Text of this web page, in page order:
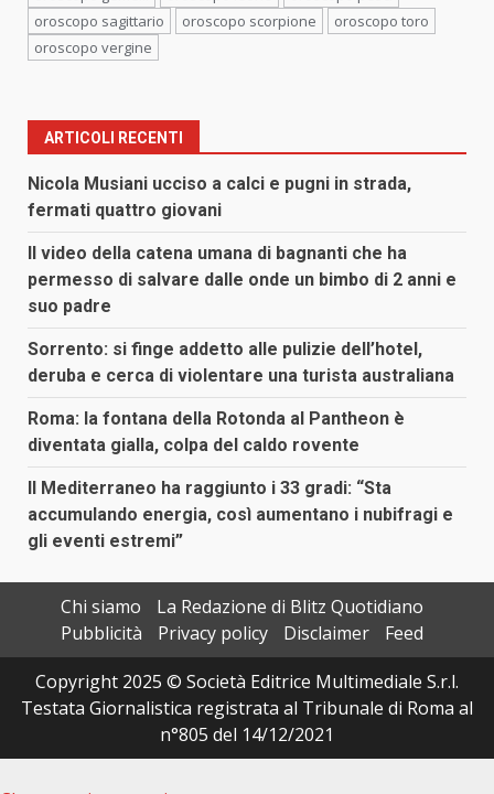
oroscopo sagittario
oroscopo scorpione
oroscopo toro
oroscopo vergine
ARTICOLI RECENTI
Nicola Musiani ucciso a calci e pugni in strada,
fermati quattro giovani
Il video della catena umana di bagnanti che ha
permesso di salvare dalle onde un bimbo di 2 anni e
suo padre
Sorrento: si finge addetto alle pulizie dell’hotel,
deruba e cerca di violentare una turista australiana
Roma: la fontana della Rotonda al Pantheon è
diventata gialla, colpa del caldo rovente
Il Mediterraneo ha raggiunto i 33 gradi: “Sta
accumulando energia, così aumentano i nubifragi e
gli eventi estremi”
Chi siamo
La Redazione di Blitz Quotidiano
Pubblicità
Privacy policy Disclaimer
Feed
Copyright 2025 © Società Editrice Multimediale S.r.l.
Testata Giornalistica registrata al Tribunale di Roma al
n°805 del 14/12/2021